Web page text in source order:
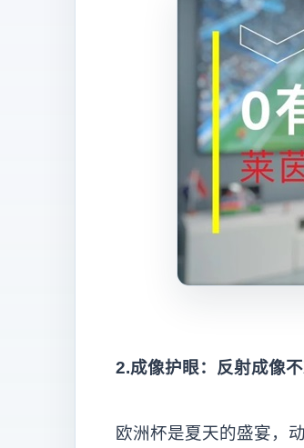
2.成像护眼：反射成像
欧洲杯是夏天的盛宴，